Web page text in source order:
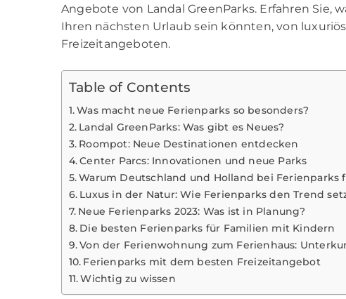
Angebote von Landal GreenParks. Erfahren Sie,
Ihren nächsten Urlaub sein könnten, von
Freizeitangeboten.
Table of Contents
Was macht neue Ferienparks so besonders?
Landal GreenParks: Was gibt es Neues?
Roompot: Neue Destinationen entdecken
Center Parcs: Innovationen und neue Parks
Warum Deutschland und Holland bei Ferienparks
Luxus in der Natur: Wie Ferienparks den Trend
Neue Ferienparks 2023: Was ist in Planung?
Die besten Ferienparks für Familien mit Kindern
Von der Ferienwohnung zum Ferienhaus:
Ferienparks mit dem besten Freizeitangebot
Wichtig zu wissen